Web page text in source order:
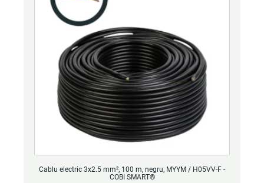
Cablu electric 3x2.5 mm², 100 m, negru, MYYM / H05VV-F -
COBI SMART®